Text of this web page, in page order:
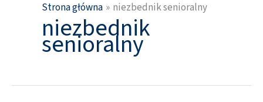
Strona główna niezbednik senioralny
niezbednik
senioralny